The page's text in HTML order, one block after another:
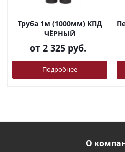
Труба 1м (1000мм) КПД
ЧЁРНЫЙ
от 2 325 руб.
Подробнее
О